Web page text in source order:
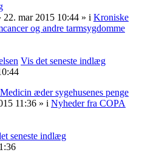
22. mar 2015 10:44 » i Kroniske
og andre tarmsygdomme
Vis det seneste indlæg
æder sygehusenes penge
11:36 » i Nyheder fra COPA
seneste indlæg